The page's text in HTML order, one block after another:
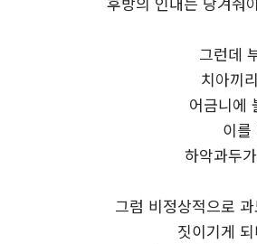
그런데
치아끼
어금니에
이를
하악과두
그럼 비정상적으로
짓이기게